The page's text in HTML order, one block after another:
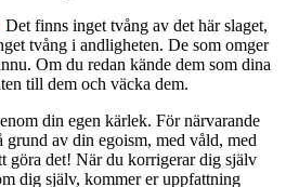
Det finns inget tvång av det här slaget,
tvång i andligheten. De som omger
Om du redan kände dem som dina
till dem och väcka dem.
din egen kärlek. För närvarande
av din egoism, med våld, med
göra det! När du korrigerar dig själv
dig själv, kommer er uppfattning